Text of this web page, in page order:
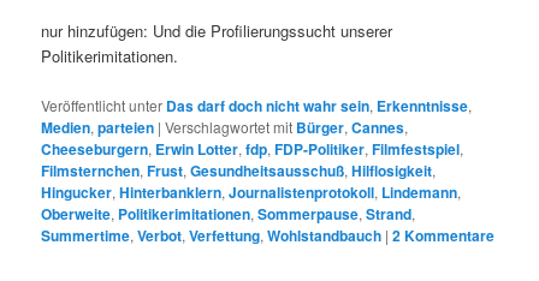
nur hinzufügen: Und die Profilierungssucht unserer
Politikerimitationen.
Veröffentlicht unter Das darf doch nicht wahr sein, Erkenntnisse,
Medien,parteien |Verschlagwortet mit Bürger,Cannes,
Cheeseburgern, Erwin Lotter,fdp,FDP-Politiker,Filmfestspiel,
Filmsternchen,Frust,Gesundheitsausschuß,Hilflosigkeit,
Hingucker,Hinterbanklern,Journalistenprotokoll, Lindemann,
Oberweite, Politikerimitationen,Sommerpause,Strand,
Summertime,Verbot,Verfettung,Wohlstandbauch |2Kommentare